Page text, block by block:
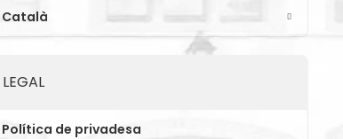
Català
LEGAL
Política de privadesa